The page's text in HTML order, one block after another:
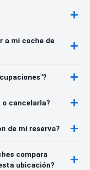
a mi coche de
o cancelarla?
de mi reserva?
compara
ubicación?